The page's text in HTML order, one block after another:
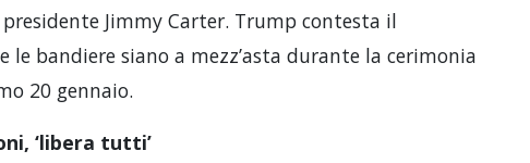
Jimmy Carter. Trump contesta il
le bandiere siano a mezz’asta durante la cerimonia
20 gennaio.
‘libera tutti’